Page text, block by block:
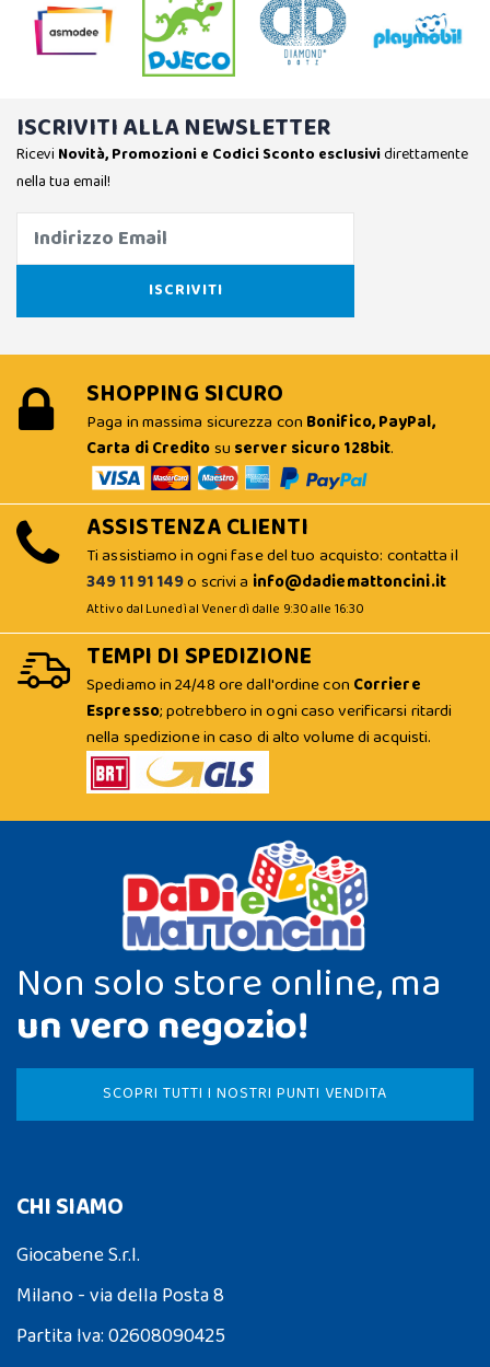
ISCRIVITI ALLA NEWSLETTER
Ricevi Novità, Promozioni e Codici Sconto esclusividirettamente
nella tua email!
SHOPPING SICURO
Paga in massima sicurezza con Bonifico, PayPal,
Carta di Creditosu server sicuro 128bit.
ASSISTENZA CLIENTI
Ti assistiamo in ogni fase del tuo acquisto: contatta il
349 11 91 149o scrivi a info@dadiemattoncini.it
Attivo dal Lunedì al Venerdì dalle 9:30 alle 16:30
TEMPI DI SPEDIZIONE
Spediamo in 24/48 ore dall'ordine con Corriere
Espresso; potrebbero in ogni caso verificarsi ritardi
nella spedizione in caso di alto volume di acquisti.
Non solo store online, ma
un vero negozio!
SCOPRI TUTTI I NOSTRI PUNTI VENDITA
CHI SIAMO
Giocabene S.r.l.
Milano - via della Posta 8
Partita Iva: 02608090425